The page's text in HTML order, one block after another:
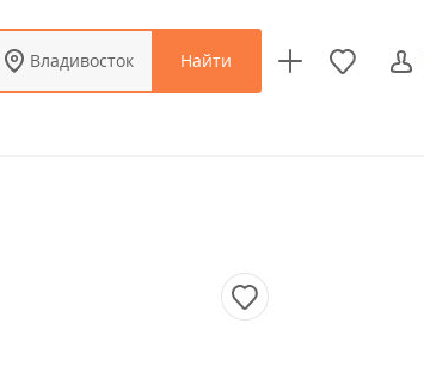
Владивосток Найти